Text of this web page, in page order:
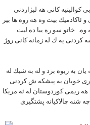
كواليتيه كانى هه لبژاردنى
ئاكادميك بيت وه هه روه ها بير
وه. خاتو سو ره ييا ده ليت
يه ك له زمانه كانى روژ
يان به ريوه برد و له به شيك له
خويان به پيشكه ش كردنى
هه ريمى كوردوستان له ئه مريكا
شنه چالاكيانه پشتگيرى